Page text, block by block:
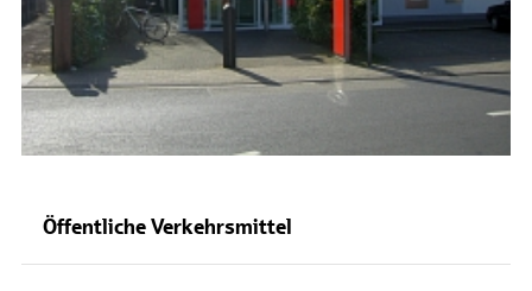
Öffentliche Verkehrsmittel